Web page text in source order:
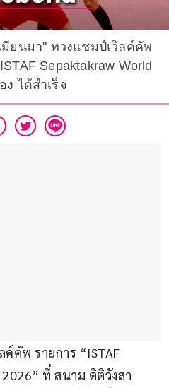
ยนมา" ทวงแชมป์เวิลด์คัพ
Sepaktakraw World
ง ได้สำเร็จ
คัพ รายการ “ISTAF
ที่ สนาม ติติวังสา